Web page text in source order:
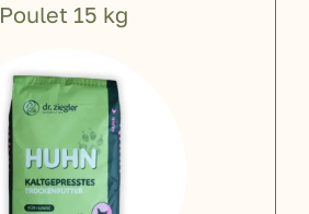
100ml
Poulet 15 kg